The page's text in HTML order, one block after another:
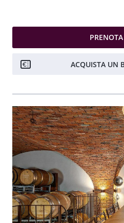
ACQUISTA UN